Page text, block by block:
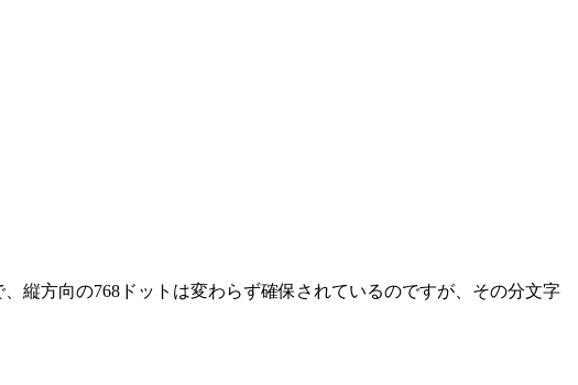
縦方向の768ドットは変わらず確保されているのですが、その分文字